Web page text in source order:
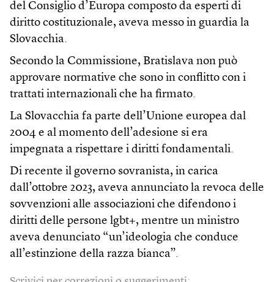
del Consiglio d’Europa composto da esperti di
diritto costituzionale, aveva messo in guardia la
Slovacchia.
Secondo la Commissione, Bratislava non può
approvare normative che sono in conflitto con i
trattati internazionali che ha firmato.
La Slovacchia fa parte dell’Unione europea dal
2004 e al momento dell’adesione si era
impegnata a rispettare i diritti fondamentali.
Di recente il governo sovranista, in carica
dall’ottobre 2023, aveva annunciato la revoca delle
sovvenzioni alle associazioni che difendono i
diritti delle persone lgbt+, mentre un ministro
aveva denunciato “un’ideologia che conduce
all’estinzione della razza bianca”.